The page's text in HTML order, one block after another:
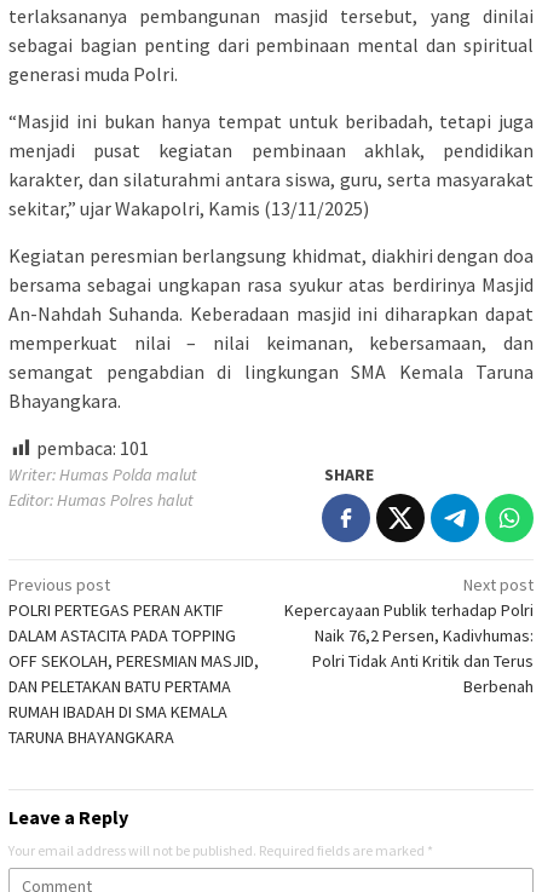
terlaksananya pembangunan masjid tersebut, yang dinilai
sebagai bagian penting dari pembinaan mental dan spiritual
generasi muda Polri.
“Masjid ini bukan hanya tempat untuk beribadah, tetapi juga
menjadi pusat kegiatan pembinaan akhlak, pendidikan
karakter, dan silaturahmi antara siswa, guru, serta masyarakat
sekitar,” ujar Wakapolri, Kamis (13/11/2025)
Kegiatan peresmian berlangsung khidmat, diakhiri dengan doa
bersama sebagai ungkapan rasa syukur atas berdirinya Masjid
An-Nahdah Suhanda. Keberadaan masjid ini diharapkan dapat
memperkuat nilai – nilai keimanan, kebersamaan, dan
semangat pengabdian di lingkungan SMA Kemala Taruna
Bhayangkara.
pembaca: 101
Writer: Humas Polda malut
Editor: Humas Polres halut
SHARE
Post
navigation
Previous post
POLRI PERTEGAS PERAN AKTIF
DALAM ASTACITA PADA TOPPING
OFF SEKOLAH, PERESMIAN MASJID,
DAN PELETAKAN BATU PERTAMA
RUMAH IBADAH DI SMA KEMALA
TARUNA BHAYANGKARA
Next post
Kepercayaan Publik terhadap Polri
Naik 76,2 Persen, Kadivhumas:
Polri Tidak Anti Kritik dan Terus
Berbenah
Leave a Reply
Your email address will not be published. Required fields are marked *